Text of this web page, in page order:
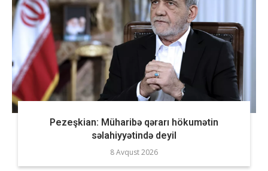
Pezeşkian: Müharibə qərarı hökumətin
səlahiyyətində deyil
8 Avqust 2026